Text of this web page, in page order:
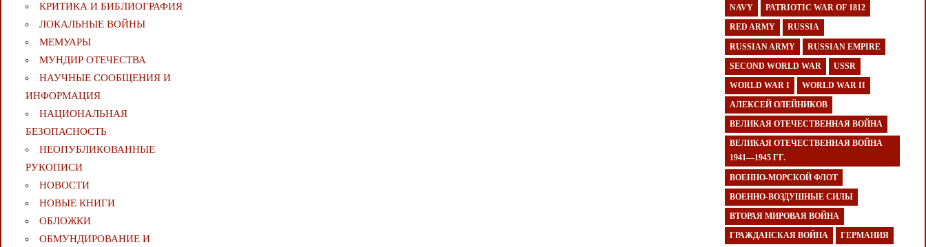
КРИТИКА И БИБЛИОГРАФИЯ
ЛОКАЛЬНЫЕ ВОЙНЫ
МЕМУАРЫ
МУНДИР ОТЕЧЕСТВА
НАУЧНЫЕ СООБЩЕНИЯ И
ИНФОРМАЦИЯ
НАЦИОНАЛЬНАЯ
БЕЗОПАСНОСТЬ
НЕОПУБЛИКОВАННЫЕ
РУКОПИСИ
НОВОСТИ
НОВЫЕ КНИГИ
ОБЛОЖКИ
ОБМУНДИРОВАНИЕ И
NAVY PATRIOTIC WAR OF 1812
RED ARMY RUSSIA
RUSSIAN ARMY RUSSIAN EMPIRE
SECOND WORLD WAR USSR
WORLD WAR I WORLD WAR II
АЛЕКСЕЙ ОЛЕЙНИКОВ
ВЕЛИКАЯ ОТЕЧЕСТВЕННАЯ ВОЙНА
ВЕЛИКАЯ ОТЕЧЕСТВЕННАЯ ВОЙНА
1941—1945 ГГ.
ВОЕННО-МОРСКОЙ ФЛОТ
ВОЕННО-ВОЗДУШНЫЕ СИЛЫ
ВТОРАЯ МИРОВАЯ ВОЙНА
ГРАЖДАНСКАЯ ВОЙНА ГЕРМАНИЯ